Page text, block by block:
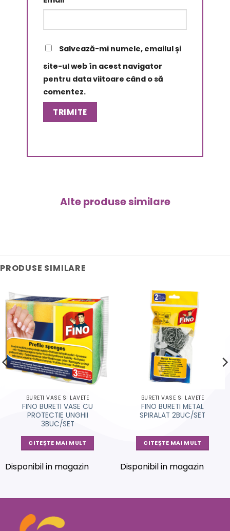
Salvează-mi numele, emailul și
site-ul web în acest navigator
pentru data viitoare când o să
comentez.
Alte produse similare
PRODUSE SIMILARE
BURETI VASE SI LAVETE
FINO BURETI VASE CU
PROTECTIE UNGHII
3BUC/SET
CITEȘTE MAI MULT
Disponibil in magazin
BURETI VASE SI LAVETE
FINO BURETI METAL
SPIRALAT 2BUC/SET
CITEȘTE MAI MULT
Disponibil in magazin